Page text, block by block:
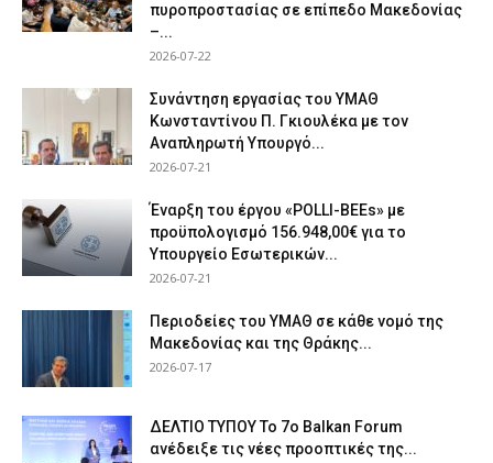
πυροπροστασίας σε επίπεδο Μακεδονίας
–...
2026-07-22
Συνάντηση εργασίας του ΥΜΑΘ
Κωνσταντίνου Π. Γκιουλέκα με τον
Αναπληρωτή Υπουργό...
2026-07-21
Έναρξη του έργου «POLLI-BEEs» με
προϋπολογισμό 156.948,00€ για το
Υπουργείο Εσωτερικών...
2026-07-21
Περιοδείες του ΥΜΑΘ σε κάθε νομό της
Μακεδονίας και της Θράκης...
2026-07-17
ΔΕΛΤΙΟ ΤΥΠΟΥ Το 7ο Balkan Forum
ανέδειξε τις νέες προοπτικές της...